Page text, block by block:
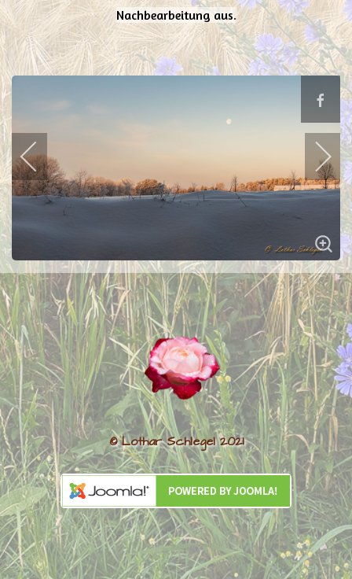
Nachbearbeitung aus.
© Lothar Schlegel 2021